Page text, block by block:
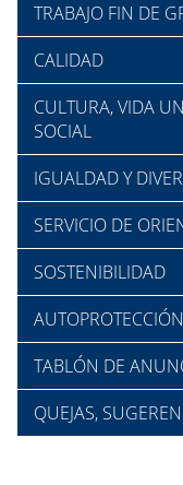
TRABAJO FIN DE
CALIDAD
CULTURA, VIDA
SOCIAL
IGUALDAD Y
SERVICIO DE
SOSTENIBILIDAD
AUTOPROTECCIÓN
TABLÓN DE
QUEJAS,